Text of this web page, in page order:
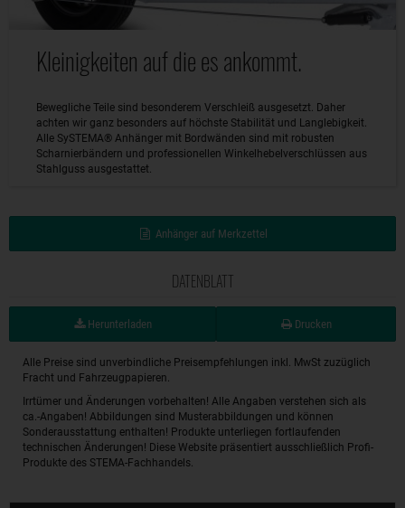
Kleinigkeiten auf die es ankommt.
Bewegliche Teile sind besonderem Verschleiß ausgesetzt. Daher
achten wir ganz besonders auf höchste Stabilität und Langlebigkeit.
Alle SySTEMA® Anhänger mit Bordwänden sind mit robusten
Scharnierbändern und professionellen Winkelhebelverschlüssen aus
Stahlguss ausgestattet.
Anhänger auf Merkzettel
DATENBLATT
Herunterladen Drucken
Alle Preise sind unverbindliche Preisempfehlungen inkl. MwSt zuzüglich
Fracht und Fahrzeugpapieren.
Irrtümer und Änderungen vorbehalten! Alle Angaben verstehen sich als
ca.-Angaben! Abbildungen sind Musterabbildungen und können
Sonderausstattung enthalten! Produkte unterliegen fortlaufenden
technischen Änderungen! Diese Website präsentiert ausschließlich Profi-
Produkte des STEMA-Fachhandels.